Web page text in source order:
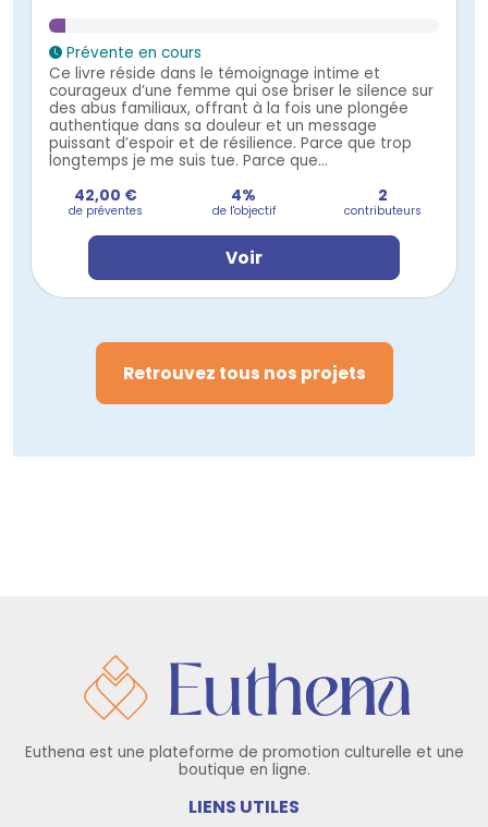
Prévente en cours
Ce livre réside dans le témoignage intime et
courageux d’une femme qui ose briser le silence sur
des abus familiaux, offrant à la fois une plongée
authentique dans sa douleur et un message
puissant d’espoir et de résilience. Parce que trop
longtemps je me suis tue. Parce que...
42,00 €
de préventes
4%
de l'objectif
2
contributeurs
Voir
Retrouvez tous nos projets
Euthena est une plateforme de promotion culturelle et une
boutique en ligne.
LIENS UTILES